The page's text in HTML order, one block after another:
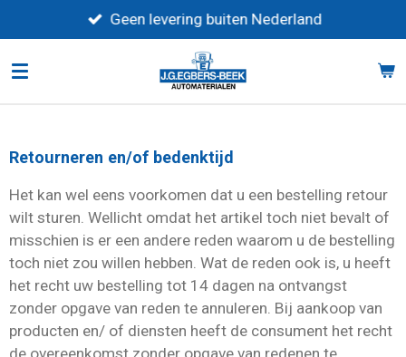
direct
naar
Geen levering buiten Nederland
Retourneren en/of bedenktijd
Het kan wel eens voorkomen dat u een bestelling retour
wilt sturen. Wellicht omdat het artikel toch niet bevalt of
misschien is er een andere reden waarom u de bestelling
toch niet zou willen hebben. Wat de reden ook is, u heeft
het recht uw bestelling tot 14 dagen na ontvangst
zonder opgave van reden te annuleren. Bij aankoop van
producten en/ of diensten heeft de consument het recht
de overeenkomst zonder opgave van redenen te